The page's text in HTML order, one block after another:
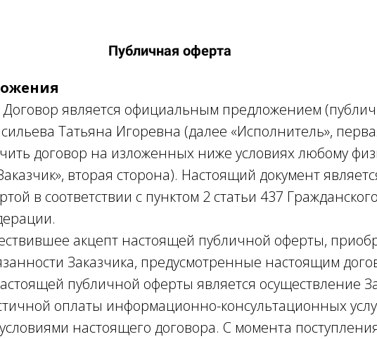
Публичная оферта
является официальным предложением
Татьяна Игоревна (далее «Исполнитель»,
договор на изложенных ниже условиях любому
вторая сторона). Настоящий документ
в соответствии с пунктом 2 статьи 437
акцепт настоящей публичной оферты,
Заказчика, предусмотренные настоящим
публичной оферты является осуществление
оплаты информационно-консультационных
условиями настоящего договора. С момента